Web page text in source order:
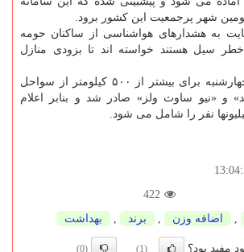
شهر پرجمعیت این کشور برود.
به هشدارهای هواشناسی از ساکنان حومه
سیل هستند خواسته اند تا بزودی منازل
اخطار طوفان روز چهارشنبه برای بیشتر از ۵۰۰ کیلومتر از سواحل
و «نیو ساوث ولز» صادر شد و بنابر اعلام
نفر را شامل می شود.
422
, اضافه وزن , برند , بهداشت
مفید بود؟ (1)
(0)